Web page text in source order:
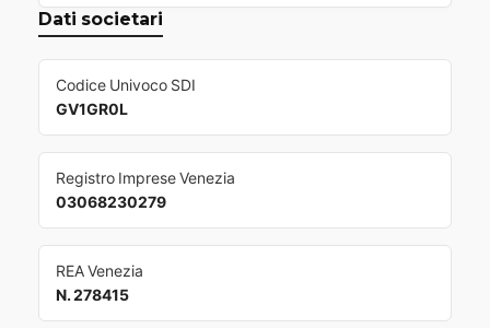
Dati societari
Codice Univoco SDI
GV1GR0L
Registro Imprese Venezia
03068230279
REA Venezia
N. 278415